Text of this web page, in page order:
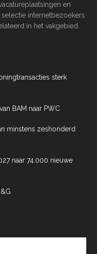
en
internetbezoekers
in het vakgebied.
sterk
BAM naar PWC
minstens zeshonderd
naar 74.000 nieuwe